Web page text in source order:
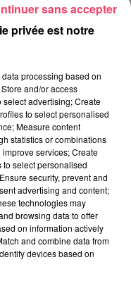
D'ARGENT... VICTIME
privée est notre
processing based on
and/or access
advertising; Create
to select personalised
Measure content
statistics or combinations
services; Create
select personalised
security, prevent and
advertising and content;
technologies may
browsing data to offer
on information actively
and combine data from
devices based on
sans accepter